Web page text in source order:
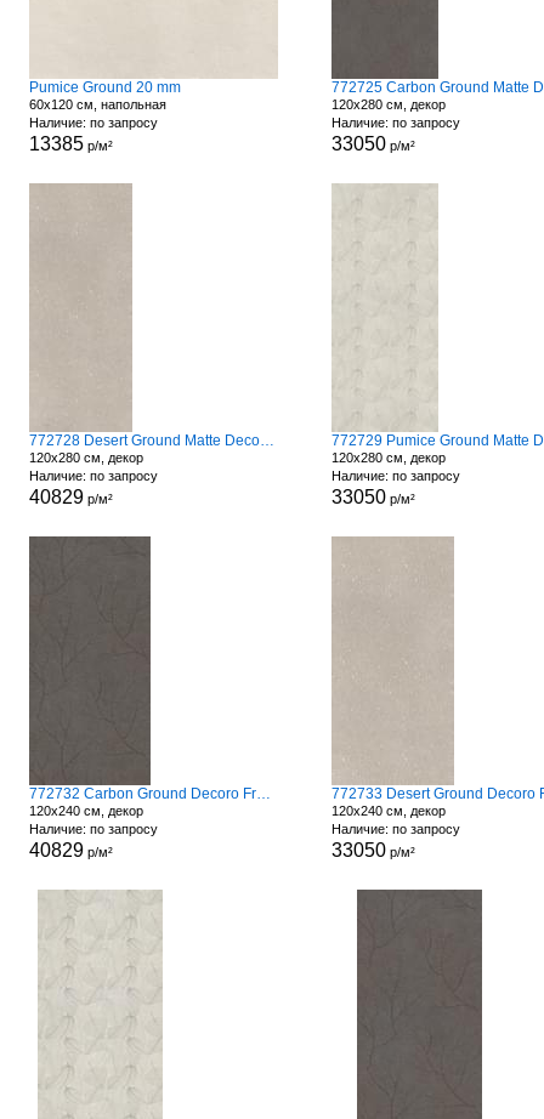
Pumice Ground 20 mm
60x120 см, напольная
Наличие: по запросу
13385р/м²
120x280 см, декор
Наличие: по запросу
33050р/м²
772728 Desert Ground Matte Decoro Fronds
120x280 см, декор
Наличие: по запросу
40829р/м²
120x280 см, декор
Наличие: по запросу
33050р/м²
772732 Carbon Ground Decoro Fronds A
120x240 см, декор
Наличие: по запросу
40829р/м²
120x240 см, декор
Наличие: по запросу
33050р/м²